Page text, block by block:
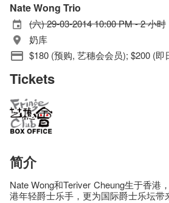
Nate Wong Trio
(六) 29-03-2014 10:00 PM - 2 小时
奶库
$180 (预购, 艺穗会会员); $200 (即
Tickets
简介
Nate Wong和Teriver Cheung生于香港
港年轻爵士乐手，更为国际爵士乐坛带